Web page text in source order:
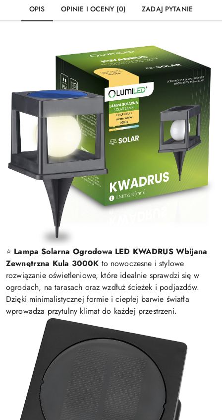
OPIS OPINIE I OCENY (0) ZADAJ PYTANIE
⭐️ Lampa Solarna Ogrodowa LED KWADRUS Wbijana
Zewnętrzna Kula 3000K to nowoczesne i stylowe
rozwiązanie oświetleniowe, które idealnie sprawdzi się w
ogrodach, na tarasach oraz wzdłuż ścieżek i podjazdów.
Dzięki minimalistycznej formie i ciepłej barwie światła
wprowadza przytulny klimat do każdej przestrzeni.